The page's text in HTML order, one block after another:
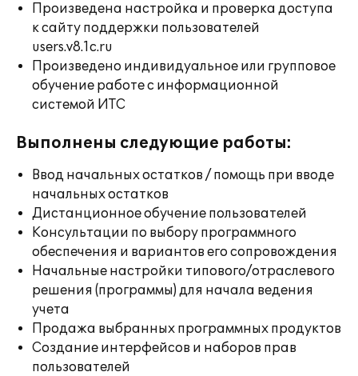
Произведена настройка и проверка доступа
к сайту поддержки пользователей
users.v8.1c.ru
Произведено индивидуальное или групповое
обучение работе с информационной
системой ИТС
Выполнены следующие работы:
Ввод начальных остатков / помощь при вводе
начальных остатков
Дистанционное обучение пользователей
Консультации по выбору программного
обеспечения и вариантов его сопровождения
Начальные настройки типового/отраслевого
решения (программы) для начала ведения
учета
Продажа выбранных программных продуктов
Создание интерфейсов и наборов прав
пользователей